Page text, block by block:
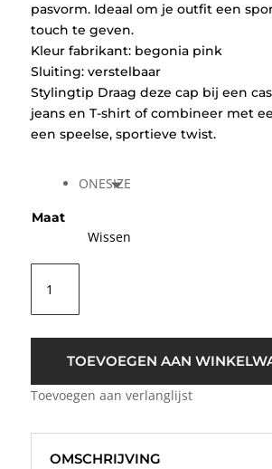
pasvorm. Ideaal om je outfit een
touch te geven.
Kleur fabrikant: begonia pink
Sluiting: verstelbaar
Stylingtip Draag deze cap bij een
jeans en T-shirt of combineer met
een speelse, sportieve twist.
Maat
ONESIZE
Wissen
CUYessie
Cap
Pink
TOEVOEGEN AAN
Toevoegen aan verlanglijst
OMSCHRIJVING